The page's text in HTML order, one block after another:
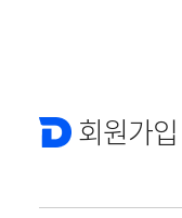
회원가입